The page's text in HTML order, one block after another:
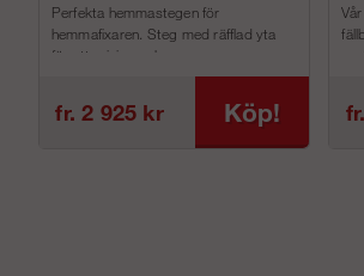
Perfekta hemmastegen för
hemmafixaren. Steg med räfflad yta
för att minimera h...
fr. 2 925 kr Köp!